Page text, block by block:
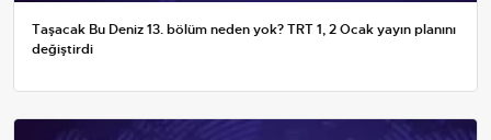
Taşacak Bu Deniz 13. bölüm neden yok? TRT 1, 2 Ocak yayın planını
değiştirdi